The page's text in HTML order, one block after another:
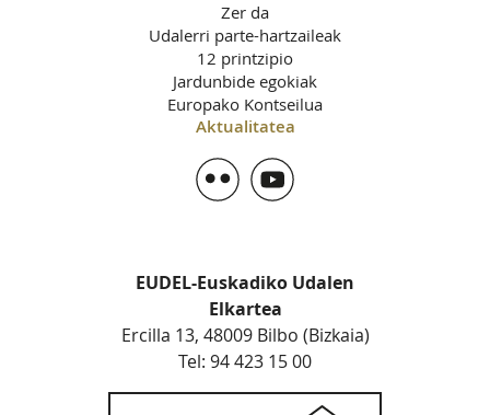
Zer da
Udalerri parte-hartzaileak
12 printzipio
Jardunbide egokiak
Europako Kontseilua
Aktualitatea
EUDEL-Euskadiko Udalen
Elkartea
Ercilla 13, 48009 Bilbo (Bizkaia)
Tel: 94 423 15 00